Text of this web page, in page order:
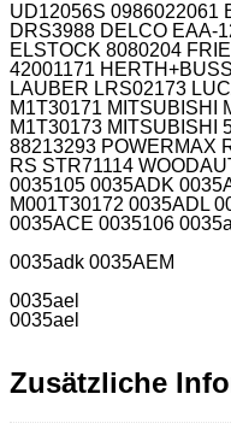
UD12056S 0986022061
DRS3988 DELCO EAA-
ELSTOCK 8080204
42001171
LAUBER LRS02173
M1T30171 MITSUBISHI
M1T30173 MITSUBISHI
88213293 POWERMAX
RS STR71114
0035105 0035ADK
M001T30172 0035ADL
0035ACE 0035106
0035adk 0035AEM
0035ael
0035ael
Zusätzliche